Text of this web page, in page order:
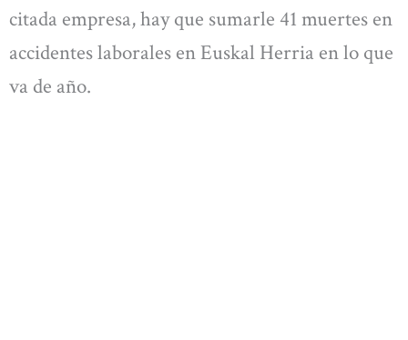
citada empresa, hay que sumarle 41 muertes en
accidentes laborales en Euskal Herria en lo que
va de año.